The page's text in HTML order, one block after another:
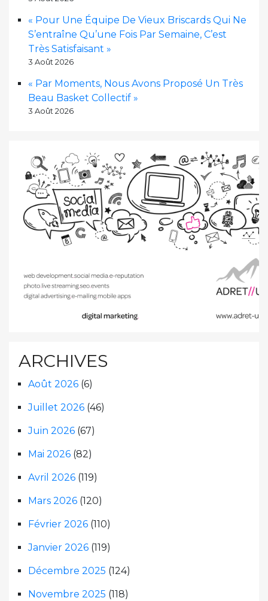
« Pour Une Équipe De Vieux Briscards Qui Ne
S’entraîne Qu’une Fois Par Semaine, C’est
Très Satisfaisant »
3 Août 2026
« Par Moments, Nous Avons Proposé Un Très
Beau Basket Collectif »
3 Août 2026
ARCHIVES
Août 2026 (6)
Juillet 2026 (46)
Juin 2026 (67)
Mai 2026 (82)
Avril 2026 (119)
Mars 2026 (120)
Février 2026 (110)
Janvier 2026 (119)
Décembre 2025 (124)
Novembre 2025 (118)